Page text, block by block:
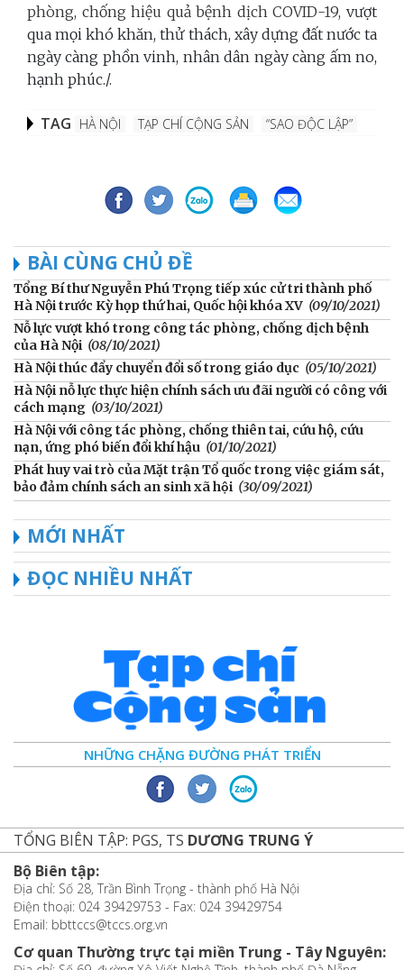
phòng, chống hiệu quả bệnh dịch COVID-19, vượt
qua mọi khó khăn, thử thách, xây dựng đất nước ta
ngày càng phồn vinh, nhân dân ngày càng ấm no,
hạnh phúc./.
TAG HÀ NỘI TẠP CHÍ CỘNG SẢN “SAO ĐỘC LẬP”
BÀI CÙNG CHỦ ĐỀ
Tổng Bí thư Nguyễn Phú Trọng tiếp xúc cử tri thành phố
Hà Nội trước Kỳ họp thứ hai, Quốc hội khóa XV (09/10/2021)
Nỗ lực vượt khó trong công tác phòng, chống dịch bệnh
của Hà Nội (08/10/2021)
Hà Nội thúc đẩy chuyển đổi số trong giáo dục (05/10/2021)
Hà Nội nỗ lực thực hiện chính sách ưu đãi người có công với
cách mạng (03/10/2021)
Hà Nội với công tác phòng, chống thiên tai, cứu hộ, cứu
nạn, ứng phó biến đổi khí hậu (01/10/2021)
Phát huy vai trò của Mặt trận Tổ quốc trong việc giám sát,
bảo đảm chính sách an sinh xã hội (30/09/2021)
MỚI NHẤT
ĐỌC NHIỀU NHẤT
NHỮNG CHẶNG ĐƯỜNG PHÁT TRIỂN
TỔNG BIÊN TẬP: PGS, TS DƯƠNG TRUNG Ý
Bộ Biên tập:
Địa chỉ: Số 28, Trần Bình Trọng - thành phố Hà Nội
Điện thoại: 024 39429753 - Fax: 024 39429754
Email: bbttccs@tccs.org.vn
Cơ quan Thường trực tại miền Trung - Tây Nguyên: